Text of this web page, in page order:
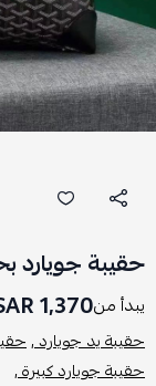
حقيبة جويارد
يبدأ من1,370 SAR
حقيبة يد جويارد ,
حقيبة جويارد كبيرة ,